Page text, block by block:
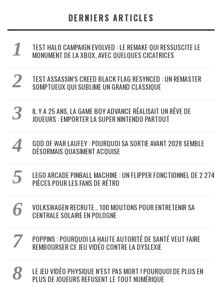
DERNIERS ARTICLES
TEST HALO CAMPAIGN EVOLVED : LE REMAKE QUI RESSUSCITE LE
MONUMENT DE LA XBOX, AVEC QUELQUES CICATRICES
TEST ASSASSIN’S CREED BLACK FLAG RESYNCED : UN REMASTER
SOMPTUEUX QUI SUBLIME UN GRAND CLASSIQUE
IL Y A 25 ANS, LA GAME BOY ADVANCE RÉALISAIT UN RÊVE DE
JOUEURS : EMPORTER LA SUPER NINTENDO PARTOUT
GOD OF WAR LAUFEY : POURQUOI SA SORTIE AVANT 2028 SEMBLE
DÉSORMAIS QUASIMENT ACQUISE
LEGO ARCADE PINBALL MACHINE : UN FLIPPER FONCTIONNEL DE 2 274
PIÈCES POUR LES FANS DE RÉTRO
VOLKSWAGEN RECRUTE… 100 MOUTONS POUR ENTRETENIR SA
CENTRALE SOLAIRE EN POLOGNE
POPPINS : POURQUOI LA HAUTE AUTORITÉ DE SANTÉ VEUT FAIRE
REMBOURSER CE JEU VIDÉO CONTRE LA DYSLEXIE
LE JEU VIDÉO PHYSIQUE N’EST PAS MORT ! POURQUOI DE PLUS EN
PLUS DE JOUEURS REFUSENT LE TOUT NUMÉRIQUE